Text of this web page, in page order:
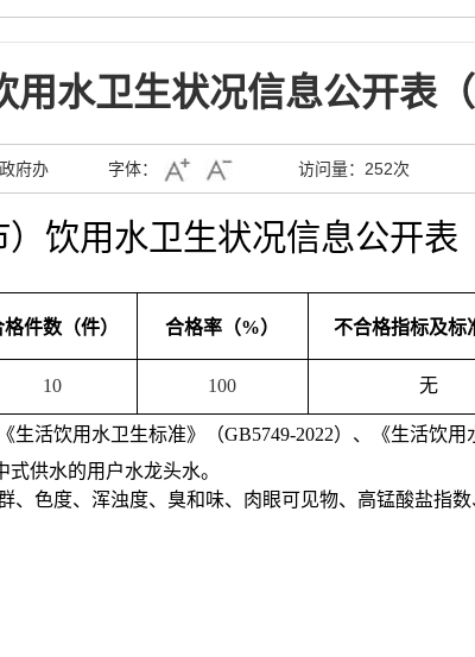
用水卫生状况信息公开表
府办 字体： 访问量： 252次
）饮用水卫生状况信息公开表
件数（件） 合格率（%） 不合格指标及标
10 100 无
生活饮用水卫生标准》（GB5749-2022）、《生活饮用
供水的用户水龙头水。
色度、浑浊度、臭和味、肉眼可见物、 高锰酸盐指数